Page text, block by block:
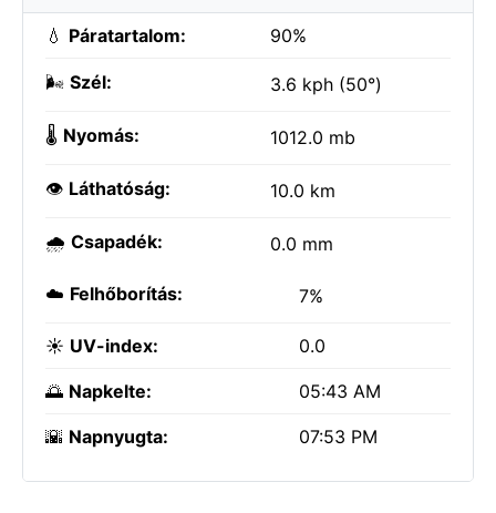
💧 Páratartalom: 90%
🌬️ Szél: 3.6 kph (50°)
🌡️ Nyomás: 1012.0 mb
👁️ Láthatóság: 10.0 km
🌧️ Csapadék: 0.0 mm
☁️ Felhőborítás: 7%
☀️ UV-index: 0.0
🌅 Napkelte: 05:43 AM
🌇 Napnyugta: 07:53 PM